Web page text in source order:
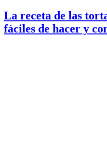
La receta de las
fáciles de hacer y